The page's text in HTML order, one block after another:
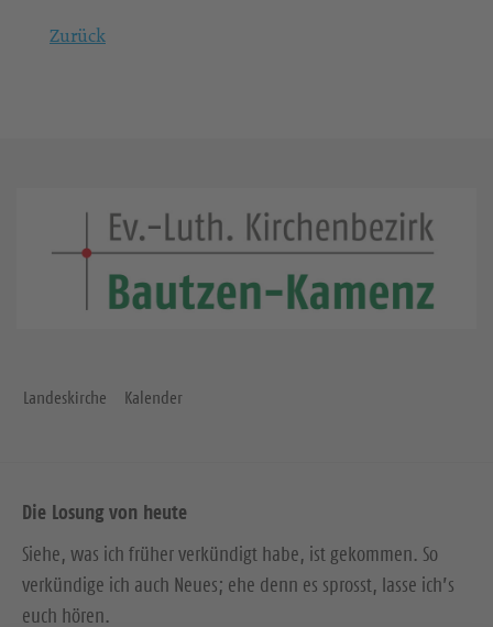
Zurück
Landeskirche Kalender
Die Losung von heute
Siehe, was ich früher verkündigt habe, ist gekommen. So
verkündige ich auch Neues; ehe denn es sprosst, lasse ich’s
euch hören.